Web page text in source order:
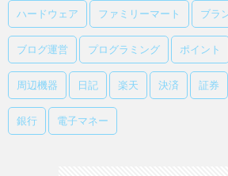
ハードウェア ファミリーマート ブラ
ブログ運営 プログラミング ポイント
周辺機器 日記 楽天 決済 証券
銀行 電子マネー